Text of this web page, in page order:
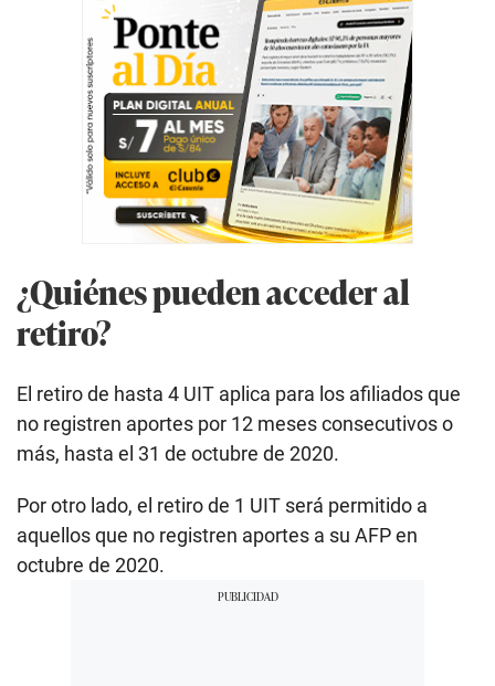
¿Quiénes pueden acceder al
retiro?
El retiro de hasta 4 UIT aplica para los afiliados que
no registren aportes por 12 meses consecutivos o
más, hasta el 31 de octubre de 2020.
Por otro lado, el retiro de 1 UIT será permitido a
aquellos que no registren aportes a su AFP en
octubre de 2020.